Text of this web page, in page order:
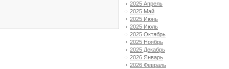
2025 Апрель
2025 Май
2025 Июнь
2025 Июль
2025 Октябрь
2025 Ноябрь
2025 Декабрь
2026 Январь
2026 Февраль